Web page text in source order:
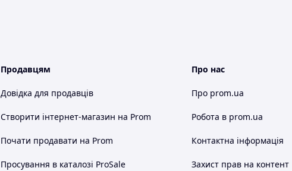
Продавцям
Довідка для продавців
Створити інтернет-магазин на Prom
Почати продавати на Prom
Просування в каталозі ProSale
Про нас
Про prom.ua
Робота в prom.ua
Контактна інформація
Захист прав на контент